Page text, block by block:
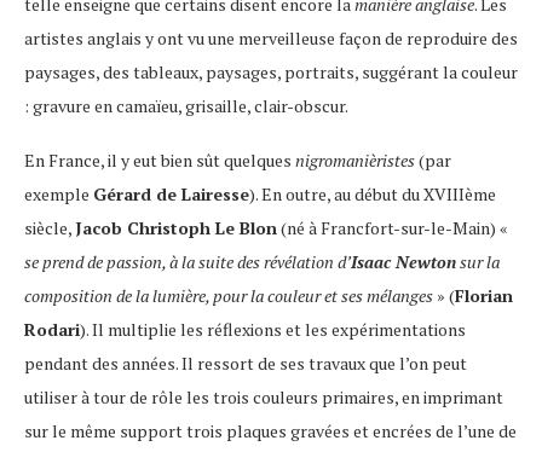
artistes anglais y ont vu une merveilleuse façon de reproduire des
paysages, des tableaux, paysages, portraits, suggérant la couleur
: gravure en camaïeu, grisaille, clair-obscur.
En France, il y eut bien sût quelques nigromanièristes(par
exemple Gérard de Lairesse). En outre, au début du XVIIIème
siècle, Jacob Christoph Le Blon(né à Francfort-sur-le-Main) «
se prend de passion, à la suite des révélation d’Isaac Newtonsur la
composition de la lumière, pour la couleur et ses mélanges » (Florian
Rodari). Il multiplie les réflexions et les expérimentations
pendant des années. Il ressort de ses travaux que l’on peut
utiliser à tour de rôle les trois couleurs primaires, en imprimant
sur le même support trois plaques gravées et encrées de l’une de